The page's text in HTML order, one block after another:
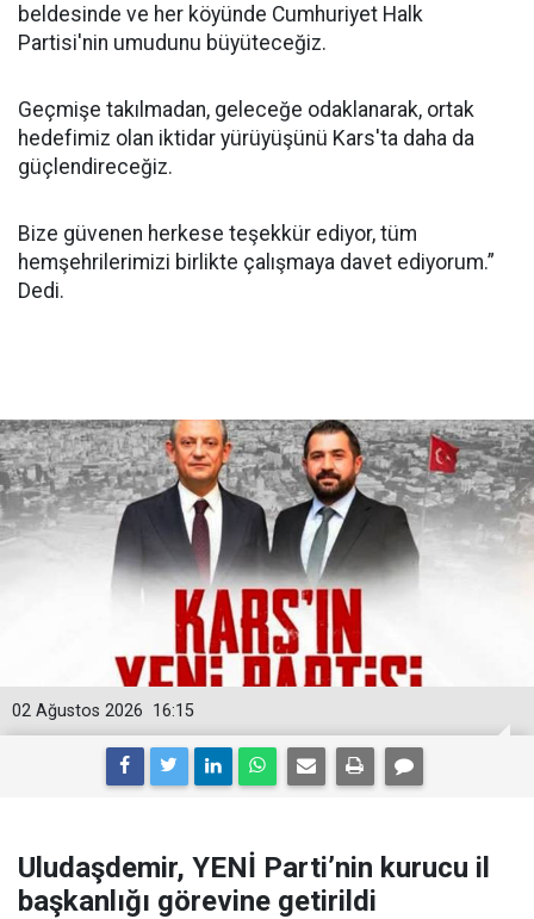
beldesinde ve her köyünde Cumhuriyet Halk
Partisi'nin umudunu büyüteceğiz.
Geçmişe takılmadan, geleceğe odaklanarak, ortak
hedefimiz olan iktidar yürüyüşünü Kars'ta daha da
güçlendireceğiz.
Bize güvenen herkese teşekkür ediyor, tüm
hemşehrilerimizi birlikte çalışmaya davet ediyorum.”
Dedi.
16:15
02 Ağustos 2026
Uludaşdemir, YENİ Parti’nin kurucu il
başkanlığı görevine getirildi